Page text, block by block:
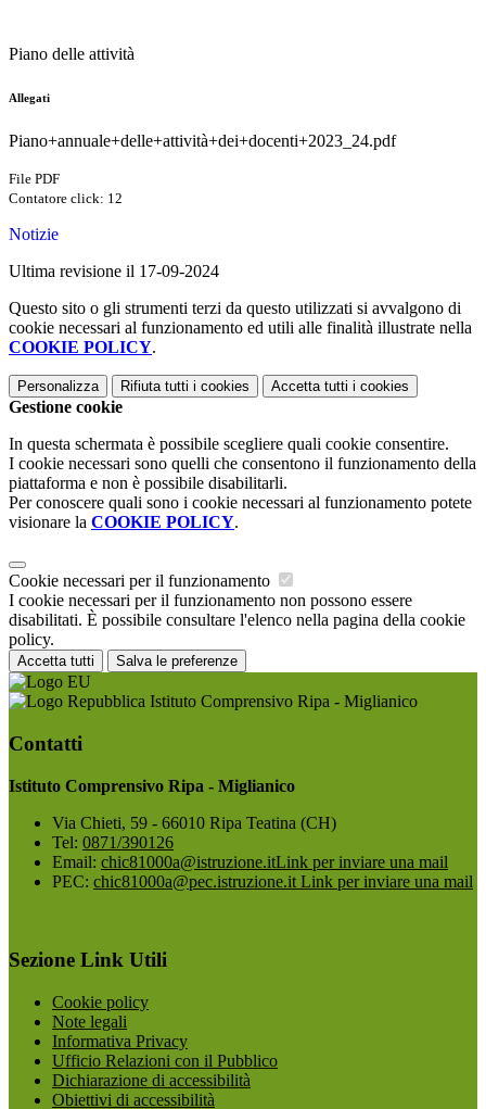
Piano delle attività
Allegati
Piano+annuale+delle+attività+dei+docenti+2023_24.pdf
File PDF
Contatore click: 12
Notizie
Ultima revisione il 17-09-2024
Questo sito o gli strumenti terzi da questo utilizzati si avvalgono di
cookie necessari al funzionamento ed utili alle finalità illustrate nella
COOKIE POLICY.
Personalizza Rifiuta tutti i cookies Accetta tutti i cookies
Gestione cookie
In questa schermata è possibile scegliere quali cookie consentire.
I cookie necessari sono quelli che consentono il funzionamento della
piattaforma e non è possibile disabilitarli.
Per conoscere quali sono i cookie necessari al funzionamento potete
visionare la COOKIE POLICY.
Cookie necessari per il funzionamento
I cookie necessari per il funzionamento non possono essere
disabilitati. È possibile consultare l'elenco nella pagina della cookie
policy.
Accetta tutti Salva le preferenze
Istituto Comprensivo Ripa - Miglianico
Contatti
Istituto Comprensivo Ripa - Miglianico
Via Chieti, 59 - 66010 Ripa Teatina (CH)
Tel: 0871/390126
Email: chic81000a@istruzione.itLink per inviare una mail
PEC: chic81000a@pec.istruzione.it Link per inviare una mail
Sezione Link Utili
Cookie policy
Note legali
Informativa Privacy
Ufficio Relazioni con il Pubblico
Dichiarazione di accessibilità
Obiettivi di accessibilità